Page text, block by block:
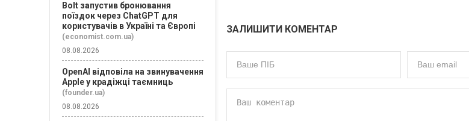
ЗАЛИШИТИ КОМЕНТАР
Bolt запустив бронювання
поїздок через ChatGPT для
користувачів в Україні та Європі
(economist.com.ua)
08.08.2026
OpenAI відповіла на звинувачення
Apple у крадіжці таємниць
(founder.ua)
08.08.2026